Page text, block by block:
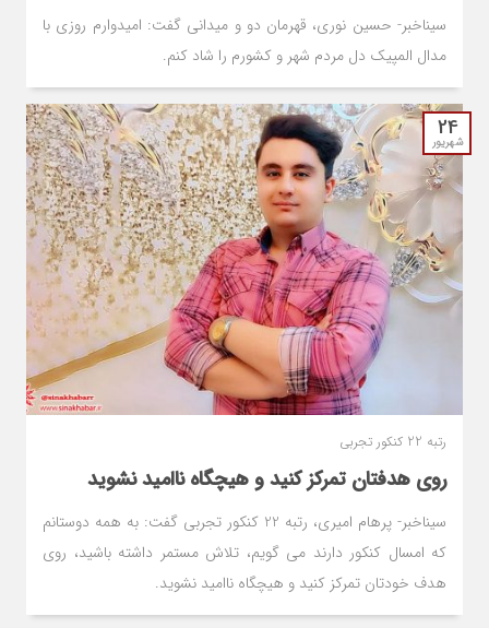
سیناخبر- حسین نوری، قهرمان دو و میدانی گفت: امیدوارم روزی با
مدال المپیک دل مردم شهر و کشورم را شاد کنم.
24
شهریور
رتبه 22 کنکور تجربی
روی هدفتان تمرکز کنید و هیچگاه ناامید نشوید
سیناخبر- پرهام امیری، رتبه 22 کنکور تجربی گفت: به همه دوستانم
که امسال کنکور دارند می گویم، تلاش مستمر داشته باشید، روی
هدف خودتان تمرکز کنید و هیچگاه ناامید نشوید.